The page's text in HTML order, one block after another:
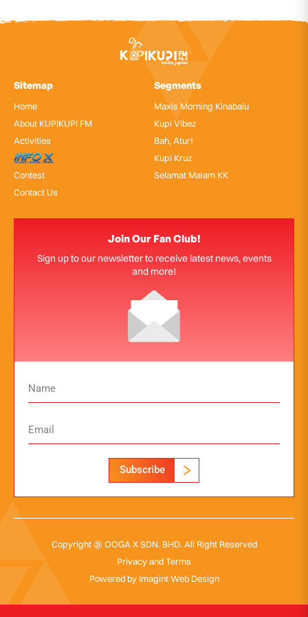
Sitemap
Home
About KUPIKUPI FM
Activities
InfoX
Contest
Contact Us
Segments
Maxis Morning Kinabalu
Kupi Vibez
Bah, Atur!
Kupi Kruz
Selamat Malam KK
Join Our Fan Club!
Sign up to our newsletter to receive latest news, events
and more!
Subscribe
Copyright @ OOGA X SDN. BHD. All Right Reserved
Privacy and Terms
Powered by Imagint Web Design